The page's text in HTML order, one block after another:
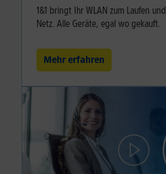
1&1 bringt Ihr WLAN zum Laufen
Netz. Alle Geräte, egal wo gekauft.
Mehr erfahren